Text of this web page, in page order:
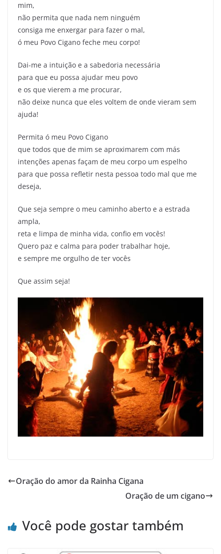
mim,
não permita que nada nem ninguém
consiga me enxergar para fazer o mal,
ó meu Povo Cigano feche meu corpo!
Dai-me a intuição e a sabedoria necessária
para que eu possa ajudar meu povo
e os que vierem a me procurar,
não deixe nunca que eles voltem de onde vieram sem
ajuda!
Permita ó meu Povo Cigano
que todos que de mim se aproximarem com más
intenções apenas façam de meu corpo um espelho
para que possa refletir nesta pessoa todo mal que me
deseja,
Que seja sempre o meu caminho aberto e a estrada
ampla,
reta e limpa de minha vida, confio em vocês!
Quero paz e calma para poder trabalhar hoje,
e sempre me orgulho de ter vocês
Que assim seja!
Oração do amor da Rainha Cigana
Oração de um cigano
Você pode gostar também